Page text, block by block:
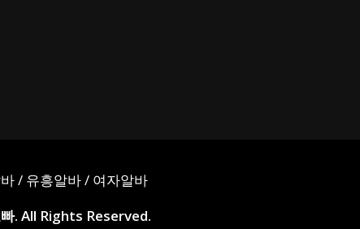
/ 유흥알바/ 여자알바
. All Rights Reserved.